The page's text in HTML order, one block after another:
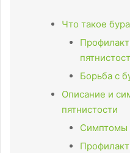
Что такое
Борьба с
Описание и
пятнистости
Симптомы